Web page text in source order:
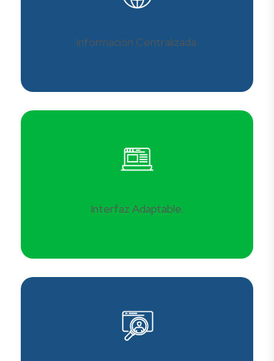
Información Centralizada.
Interfaz Adaptable.